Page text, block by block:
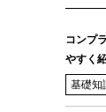
コンプ
やすく
基礎知